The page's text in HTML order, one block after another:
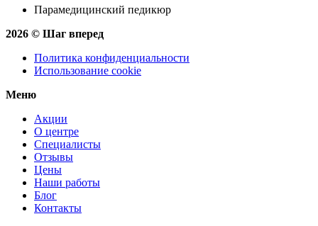
Парамедицинский педикюр
2026 © Шаг вперед
Политика конфиденциальности
Использование cookie
Меню
Акции
О центре
Специалисты
Отзывы
Цены
Наши работы
Блог
Контакты